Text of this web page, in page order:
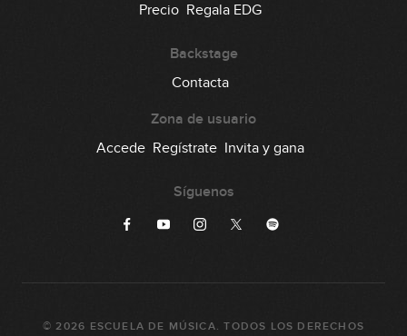
00:34
Lick #19 Rock
Lick #20 Blues
Lick #21 Fusion
23
Precio Regala EDG
Backstage
Contacta
Zona de usuario
Accede Regístrate Invita y gana
Síguenos
©2026 ESCUELA DE MÚSICA. TODOS LOS DERECHOS